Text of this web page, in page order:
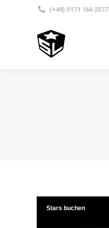
(+49) 0171 166 2517
Stars buchen